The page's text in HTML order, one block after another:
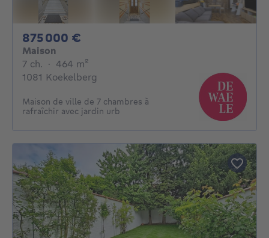
875 000 €
Maison
7 ch. 7 chambres
· 464 m²
1081 Koekelberg
Maison de ville de 7 chambres à
rafraîchir avec jardin urb